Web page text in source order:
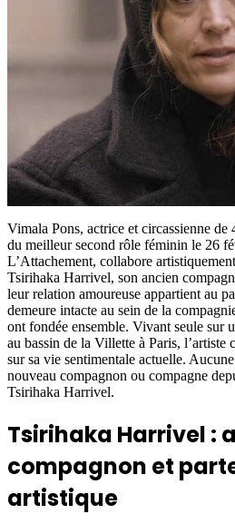
Vimala Pons, actrice et circassienne de
du meilleur second rôle féminin le 26
L’Attachement, collabore
Tsirihaka Harrivel, son ancien
leur relation amoureuse appartient au
demeure intacte au sein de la
ont fondée ensemble. Vivant seule sur
au bassin de la Villette à Paris, l’artiste
sur sa vie sentimentale actuelle.
nouveau compagnon ou compagne
Tsirihaka Harrivel.
Tsirihaka Harrivel :
compagnon et
artistique